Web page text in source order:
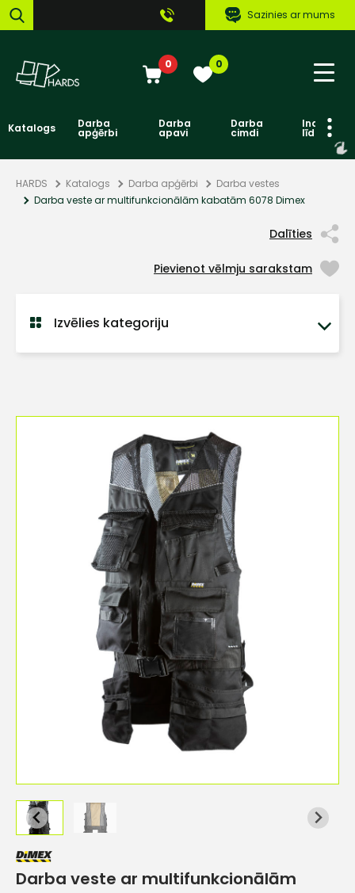
Sazinies ar mums
0 0
Katalogs Darba
apģērbi
Darba
apavi
Darba
cimdi līdzekļi
HARDS Katalogs Darba apģērbi
Darba vestes
Darba veste ar multifunkcionālām kabatām 6078 Dimex
Dalīties
Pievienot vēlmju sarakstam
Izvēlies kategoriju
Darba veste ar multifunkcionālām